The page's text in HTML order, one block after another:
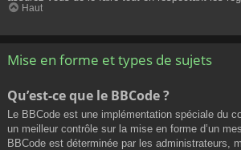
Haut
Mise en forme et types de sujets
Qu’est-ce que le BBCode ?
Le BBCode est une implémentation spéciale du
un meilleur contrôle sur la mise en forme d’un
BBCode est déterminée par les administrateurs,